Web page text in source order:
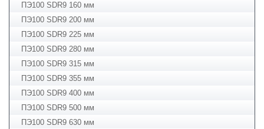
ПЭ100 SDR9 160 мм
ПЭ100 SDR9 200 мм
ПЭ100 SDR9 225 мм
ПЭ100 SDR9 280 мм
ПЭ100 SDR9 315 мм
ПЭ100 SDR9 355 мм
ПЭ100 SDR9 400 мм
ПЭ100 SDR9 500 мм
ПЭ100 SDR9 630 мм